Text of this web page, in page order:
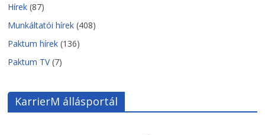
Hírek (87)
Munkáltatói hírek (408)
Paktum hírek (136)
Paktum TV(7)
KarrierM állásportál